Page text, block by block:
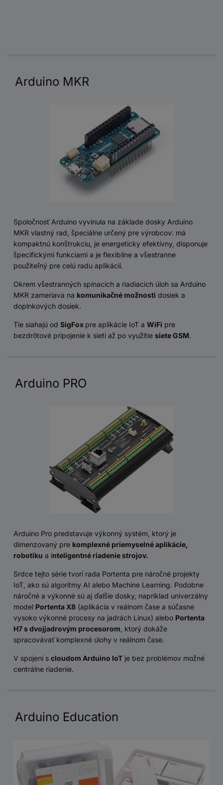
Arduino MKR
Spoločnosť Arduino vyvinula na základe dosky Arduino
MKR vlastný rad, špeciálne určený pre výrobcov: má
kompaktnú konštrukciu, je energeticky efektívny, disponuje
špecifickými funkciami a je flexibilne a všestranne
použiteľný pre celú radu aplikácií.
Okrem všestranných spínacích a riadiacich úloh sa Arduino
MKR zameriava na komunikačné možnosti dosiek a
doplnkových dosiek.
Tie siahajú od SigFox pre aplikácie IoT a WiFi pre
bezdrôtové pripojenie k sieti až po využitie siete GSM.
Arduino PRO
Arduino Pro predstavuje výkonný systém, ktorý je
dimenzovaný pre komplexné priemyselné aplikácie,
robotiku a inteligentné riadenie strojov.
Srdce tejto série tvorí rada Portenta pre náročné projekty
IoT, ako sú algoritmy AI alebo Machine Learning. Podobne
náročné a výkonné sú aj ďalšie dosky, napríklad univerzálny
model Portenta X8 (aplikácia v reálnom čase a súčasne
vysoko výkonné procesy na jadrách Linux) alebo Portenta
H7 s dvojjadrovým procesorom , ktorý dokáže
spracovávať komplexné úlohy v reálnom čase.
V spojení s cloudom Arduino IoT je bez problémov možné
centrálne riadenie.
Arduino Education